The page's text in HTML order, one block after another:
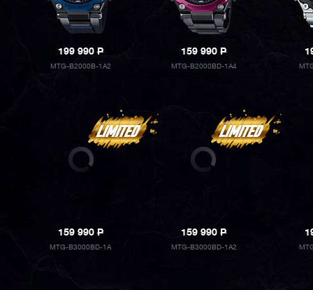
199 990P
MTG-B2000B-1A2
159 990P
MTG-B2000BD-1A4
159 990P
MTG-B3000BD-1A
159 990P
MTG-B3000BD-1A2